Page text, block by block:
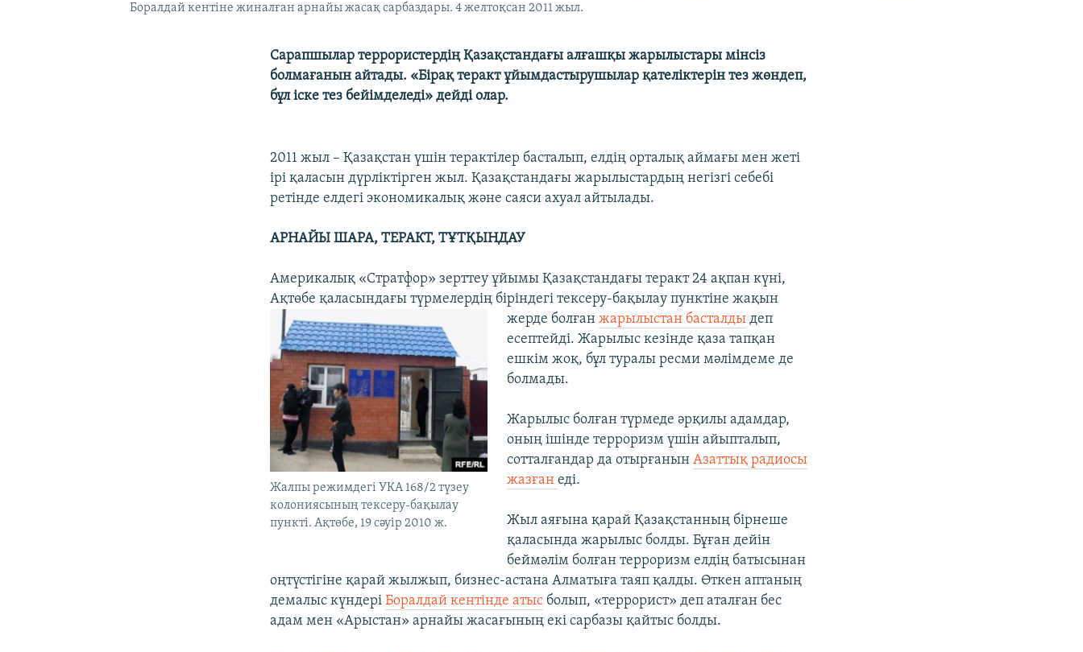
Боралдай кентіне жиналған арнайы жасақ сарбаздары. 4 желтоқсан 2011 жыл.
Сарапшылар террористердің Қазақстандағы алғашқы жарылыстары мінсіз
болмағанын айтады. «Бірақ теракт ұйымдастырушылар қателіктерін тез жөндеп,
бұл іске тез бейімделеді» дейді олар.
2011 жыл – Қазақстан үшін терактілер басталып, елдің орталық аймағы мен жеті
ірі қаласын дүрліктірген жыл. Қазақстандағы жарылыстардың негізгі себебі
ретінде елдегі экономикалық және саяси ахуал айтылады.
АРНАЙЫ ШАРА, ТЕРАКТ, ТҰТҚЫНДАУ
Америкалық «Стратфор» зерттеу ұйымы Қазақстандағы теракт 24 ақпан күні,
Ақтөбе қаласындағы түрмелердің біріндегі тексеру-бақылау
Жалпы режимдегі УКА 168/2 түзеу
колониясының тексеру-бақылау
пункті. Ақтөбе, 19 сәуір 2010 ж.
пунктіне жақын
жерде болған жарылыстан басталдыдеп
есептейді. Жарылыс кезінде қаза тапқан
ешкім жоқ, бұл туралы ресми мәлімдеме де
болмады.
Жарылыс болған түрмеде әрқилы адамдар,
оның ішінде терроризм үшін айыпталып,
сотталғандар да отырғанын Азаттық радиосы
жазған еді.
Жыл аяғына қарай Қазақстанның бірнеше
қаласында жарылыс болды. Бұған дейін
беймәлім болған терроризм елдің батысынан
оңтүстігіне қарай жылжып, бизнес-астана Алматыға таяп қалды. Өткен аптаның
демалыс күндеріБоралдай кентінде атыс болып, «террорист» деп аталған бес
адам мен «Арыстан» арнайы жасағының екі сарбазы қайтыс болды.